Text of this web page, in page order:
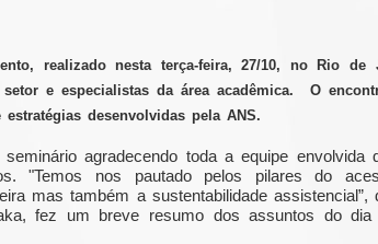
realizado nesta terça-feira, 27/10, no Rio de
e especialistas da área acadêmica. O
desenvolvidas pela ANS.
agradecendo toda a equipe envolvida
"Temos nos pautado pelos pilares do
mas também a sustentabilidade assistencial”,
fez um breve resumo dos assuntos do